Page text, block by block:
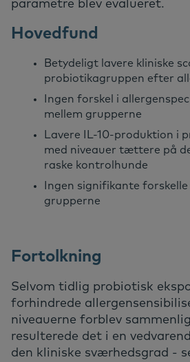
parametre blev evalueret.
Hovedfund
Betydeligt lavere kliniske
probiotikagruppen efter
Ingen forskel i
mellem grupperne
Lavere IL-10-produktion i
med niveauer tættere på
raske kontrolhunde
Ingen signifikante forskelle
grupperne
Fortolkning
Selvom tidlig probiotisk
forhindrede
niveauerne forblev
resulterede det i en
den kliniske sværhedsgrad -